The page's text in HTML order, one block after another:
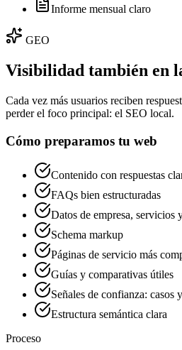
Informe mensual claro
GEO
Visibilidad también en
Cada vez más usuarios reciben
perder el foco principal: el SEO local.
Cómo preparamos tu web
Contenido con respuestas
FAQs bien estructuradas
Datos de empresa, servicios
Schema markup
Páginas de servicio más
Guías y comparativas útiles
Señales de confianza: casos
Estructura semántica clara
Proceso